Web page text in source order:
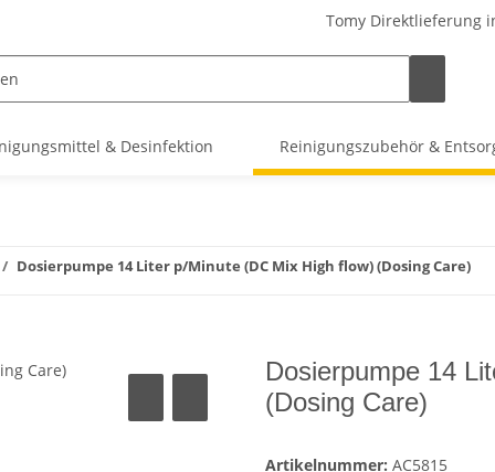
Tomy Direktlieferung
& Desinfektion Reinigungszubehör &
Dosierpumpe 14 Liter p/Minute (DC Mix High flow) (Dosing Care)
Dosierpumpe 14
(Dosing Care)
Artikelnummer: AC5815